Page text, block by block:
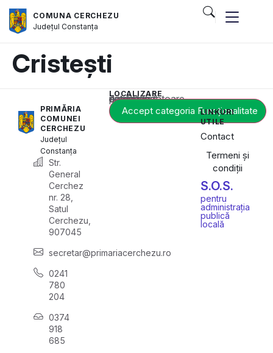
COMUNA CERCHEZU
JudețulConstanța
Cristești
PRIMĂRIA
COMUNEI
CERCHEZU
Județul
Constanța
Str.
General
Cerchez
nr. 28,
Satul
Cerchezu,
907045
secretar@primariacerchezu.ro
0241
780
204
0374
918
685
LOCALIZARE
Acest conținut este blocat până când acceptați categoria corespunzătoare de cookie-uri.
Accept categoria Funcționalitate
LINKURI
UTILE
Contact
Termeni și
condiții
S.O.S.
pentru
administrația
publică
locală